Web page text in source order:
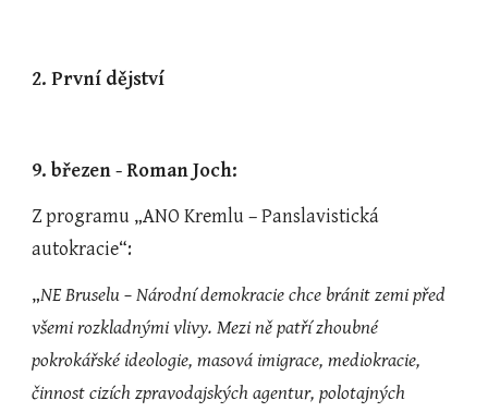
2. První dějství
9. březen - Roman Joch:
Z programu „ANO Kremlu – Panslavistická
autokracie“:
„NE Bruselu – Národní demokracie chce bránit zemi před
všemi rozkladnými vlivy. Mezi ně patří zhoubné
pokrokářské ideologie, masová imigrace, mediokracie,
činnost cizích zpravodajských agentur, polotajných